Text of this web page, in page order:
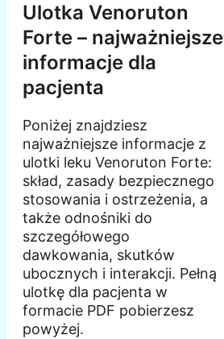
Ulotka Venoruton
Forte – najważniejsze
informacje dla
pacjenta
Poniżej znajdziesz
najważniejsze informacje z
ulotki leku Venoruton Forte:
skład, zasady bezpiecznego
stosowania i ostrzeżenia, a
także odnośniki do
szczegółowego
dawkowania, skutków
ubocznych i interakcji. Pełną
ulotkę dla pacjenta w
formacie PDF pobierzesz
powyżej.